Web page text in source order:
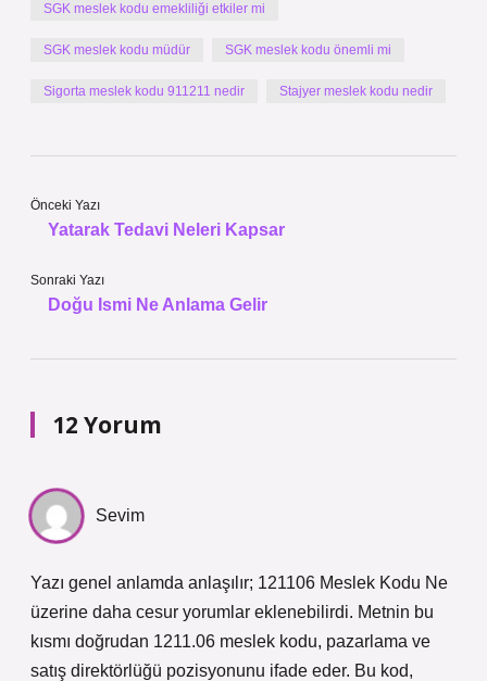
SGK meslek kodu emekliliği etkiler mi
SGK meslek kodu müdür SGK meslek kodu önemli mi
Sigorta meslek kodu 911211 nedir Stajyer meslek kodu nedir
Önceki Yazı
Yatarak Tedavi Neleri Kapsar
Sonraki Yazı
Doğu Ismi Ne Anlama Gelir
12 Yorum
Sevim
Yazı genel anlamda anlaşılır; 121106 Meslek Kodu Ne
üzerine daha cesur yorumlar eklenebilirdi. Metnin bu
kısmı doğrudan 1211.06 meslek kodu, pazarlama ve
satış direktörlüğü pozisyonunu ifade eder. Bu kod,